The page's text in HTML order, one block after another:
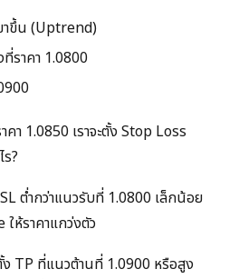
าขึ้น (Uptrend)
ราคา 1.0800
คา 1.0850 เราจะตั้ง Stop Loss
?
SL ต่ำกว่าแนวรับที่ 1.0800 เล็กน้อย
ห้ราคาแกว่งตัว
ง TP ที่แนวต้านที่ 1.0900 หรือสูง